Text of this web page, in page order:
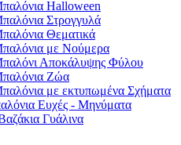
Halloween
Στρογγυλά
Θεματικά
με Νούμερα
Αποκάλυψης Φύλου
Ζώα
με εκτυπωμένα Σχήματα
Ευχές - Μηνύματα
Γυάλινα